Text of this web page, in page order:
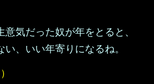
意気だった奴が年をとると、
い、いい年寄りになるね。
）